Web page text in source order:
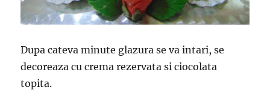
Dupa cateva minute glazura se va intari, se
decoreaza cu crema rezervata si ciocolata
topita.